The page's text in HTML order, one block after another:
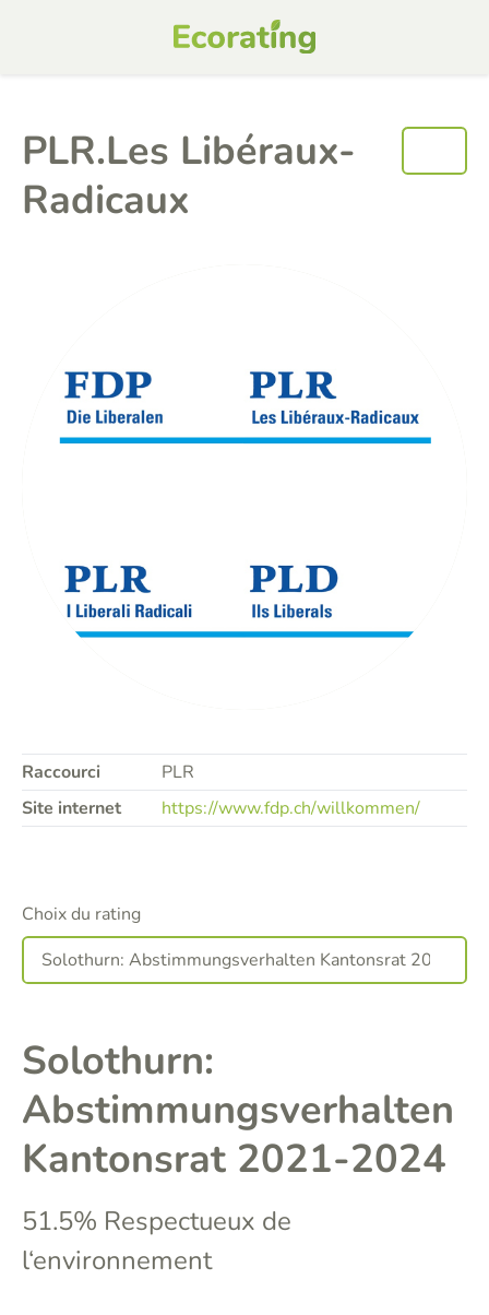
PLR.Les Libéraux-
Radicaux
Raccourci
PLR
Site internet
https://www.fdp.ch/willkommen/
Choix du rating
Solothurn:
Abstimmungsverhalten
Kantonsrat 2021-2024
51.5% Respectueux de
l‘environnement